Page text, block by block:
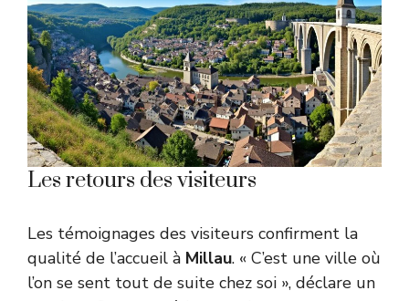
Les retours des visiteurs
Les témoignages des visiteurs confirment la
qualité de l’accueil à Millau. « C’est une ville où
l’on se sent tout de suite chez soi », déclare un